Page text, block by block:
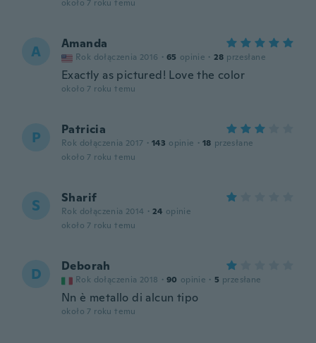
około 7 roku temu
A Amanda
Rok dołączenia 2016 · 65 opinie · 28 przesłane
Exactly as pictured! Love the color
około 7 roku temu
P Patricia
Rok dołączenia 2017 · 143 opinie · 18 przesłane
około 7 roku temu
S Sharif
Rok dołączenia 2014 · 24 opinie
około 7 roku temu
D Deborah
Rok dołączenia 2018 · 90 opinie · 5 przesłane
Nn è metallo di alcun tipo
około 7 roku temu